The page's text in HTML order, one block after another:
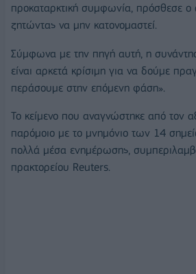
προκαταρκτική συμφωνία, πρόσθεσε ο
ζητώντας να μην κατονομαστεί.
Σύμφωνα με την πηγή αυτή, η
είναι αρκετά κρίσιμη για να δούμε
περάσουμε στην επόμενη φάση».
Το κείμενο που αναγνώστηκε από τον
παρόμοιο με το μνημόνιο των 14
πολλά μέσα ενημέρωσης,
πρακτορείου Reuters.